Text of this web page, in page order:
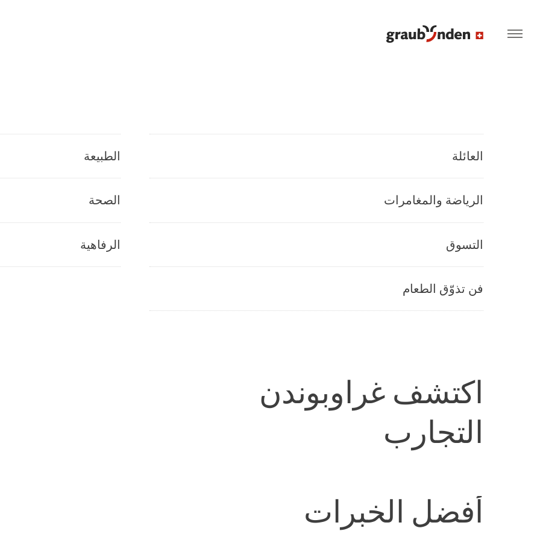
العائلة
الرياضة والمغامرات
التسوق
فن تذوّق الطعام
الطبيعة
الصحة
الرفاهية
اكتشف غراوبوندن
التجارب
أفضل الخبرات